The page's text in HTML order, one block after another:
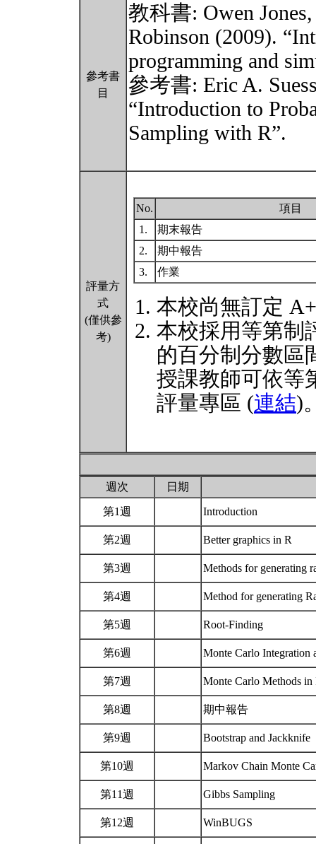
參考書
目
教科書: Owen
Robinson (2009).
programming and
參考書: Eric A.
“Introduction to
Sampling with R”.
評量方
式
(僅供參
考)
No.
項目
1.
期末報告
2.
期中報告
3.
作業
本校尚無訂定
本校採用等第制
的百分制分數區
授課教師可依等
評量專區 (連結)
週次 日期
第1週 Introduction
第2週 Better graphics in R
第3週 Methods for generating
第4週 Method for generating
第5週 Root-Finding
第6週 Monte Carlo Integration
第7週 Monte Carlo Methods
第8週 期中報告
第9週 Bootstrap and Jackknife
第10週 Markov Chain Monte
第11週 Gibbs Sampling
第12週 WinBUGS